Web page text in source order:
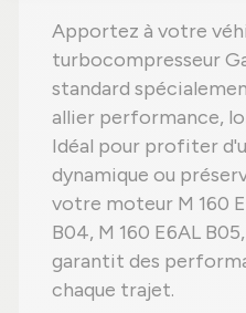
Apportez à votre
turbocompresseur
standard
allier performance,
Idéal pour profiter
dynamique ou
votre moteur M 160
B04, M 160 E6AL
garantit des
chaque trajet.